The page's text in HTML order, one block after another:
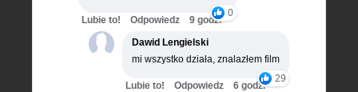
0
Lubie to! Odpowiedz
9 godz.
Dawid Lengielski
mi wszystko działa, znalazłem film
29
Lubie to! Odpowiedz
6 godz.